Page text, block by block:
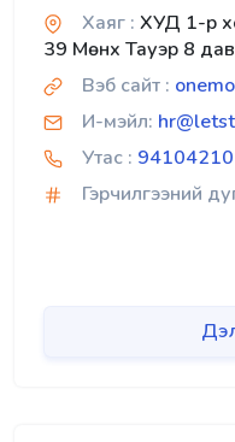
Хаяг : ХУД 1-р
39 Мөнх Тауэр 8
Вэб сайт :
И-мэйл:
Утас : 94104210
Гэрчилгээний